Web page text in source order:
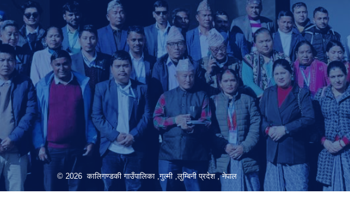
© 2026 कालिगण्डकी गाउँपालिका ,गुल्मी ,लुम्बिनी प्रदेश , नेपाल